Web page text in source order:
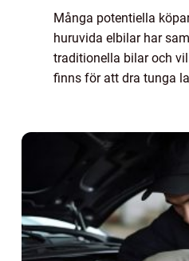
Många potentiella
huruvida elbilar har
traditionella bilar och
finns för att dra tunga